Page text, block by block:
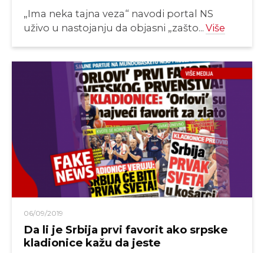
„Ima neka tajna veza“ navodi portal NS
uživo u nastojanju da objasni „zašto... Više
06/09/2019
Da li je Srbija prvi favorit ako srpske
kladionice kažu da jeste